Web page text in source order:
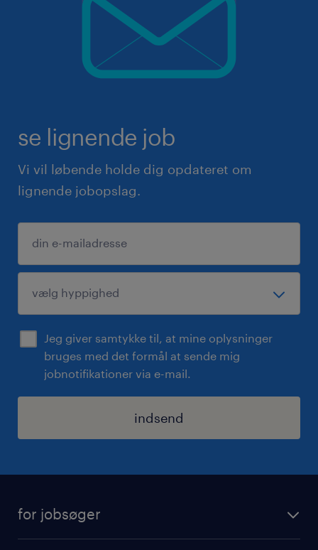
se lignende job
Vi vil løbende holde dig opdateret om
lignende jobopslag.
Jeg giver samtykke til, at mine oplysninger
bruges med det formål at sende mig
jobnotifikationer via e-mail.
indsend
for jobsøger